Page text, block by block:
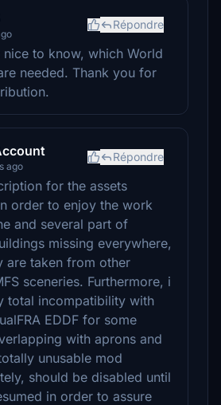
Répondre
nice to know, which World
needed. Thank you for
ago
Répondre
for the assets
order to enjoy the work
and several part of
missing everywhere,
are taken from other
sceneries. Furthermore, i
total incompatibility with
EDDF for some
with aprons and
unusable mod
should be disabled until
in order to assure